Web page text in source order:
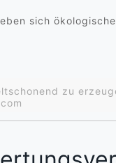
sich
zu